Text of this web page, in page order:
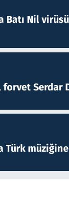
Batı Nil
forvet Serdar
Türk